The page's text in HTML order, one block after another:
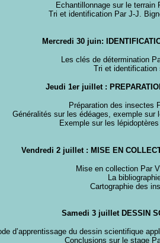
Echantillonnage sur le terrain
Tri et identification Par J-J.
Mercredi 30 juin:
Les clés de détermination
Tri et identification
Jeudi 1er juillet :
Préparation des insectes
Généralités sur les édéages, exemple sur
Exemple sur les
Vendredi 2 juillet : MISE EN
Mise en collection Par
La
Cartographie des
Samedi 3 juillet DESSIN
d’apprentissage du dessin scientifique
Conclusions sur le stage